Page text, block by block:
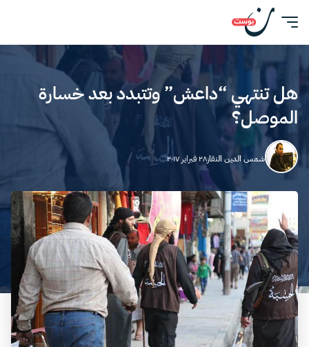
هل تنتهي “داعش” وتتبدد بعد خسارة
الموصل؟
شمس الدين النقاز٢٨ فبراير ٢٠١٧